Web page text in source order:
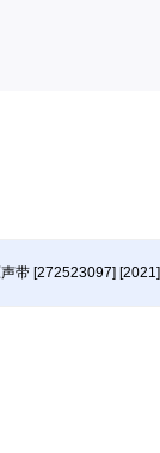
声带 [272523097] [2021]